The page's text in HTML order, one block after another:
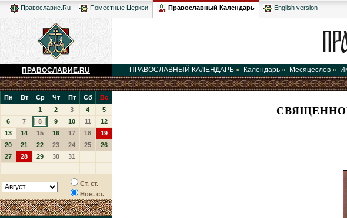
Православие.Ru Поместные Церкви Православный Календарь English version
ПРАВОСЛАВИЕ.RU ПРАВОСЛАВНЫЙ КАЛЕНДАРЬ » Календарь » Месяцеслов »
Пн Вт Ср Чт Пт Сб
Вс
1
2 3 4
5
6
7 8 9 10 11
12
13
14 15 16 17 18
19
20
21 22 23 24 25
26
27
28 29 30 31
Ст. ст.
Нов. ст.